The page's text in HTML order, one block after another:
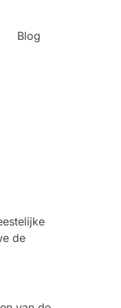
Blog
de